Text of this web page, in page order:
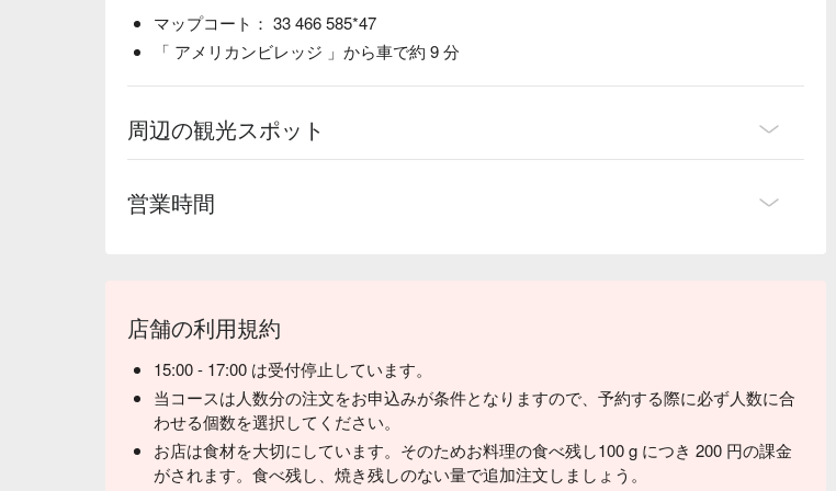
とにかくお肉の種類が豊富です！ ザブトンなどの希少な部位も食べられます❣️
マップコート： 33 466 585*47
「 アメリカンビレッジ 」から車で約 9 分
周辺の観光スポット
営業時間
店舗の利用規約
15:00 - 17:00 は受付停止しています。
当コースは人数分の注文をお申込みが条件となりますので、予約する際に必ず人数に合
わせる個数を選択してください。
お店は食材を大切にしています。そのためお料理の食べ残し100 g につき 200 円の課金
がされます。食べ残し、焼き残しのない量で追加注文しましょう。